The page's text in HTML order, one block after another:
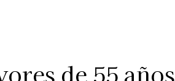
de 55 años